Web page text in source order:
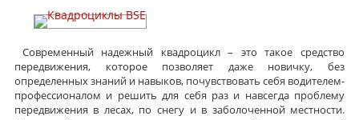
Современный надежный квадроцикл – это такое средство
передвижения, которое позволяет даже новичку, без
определенных знаний и навыков, почувствовать себя водителем-
профессионалом и решить для себя раз и навсегда проблему
передвижения в лесах, по снегу и в заболоченной местности.